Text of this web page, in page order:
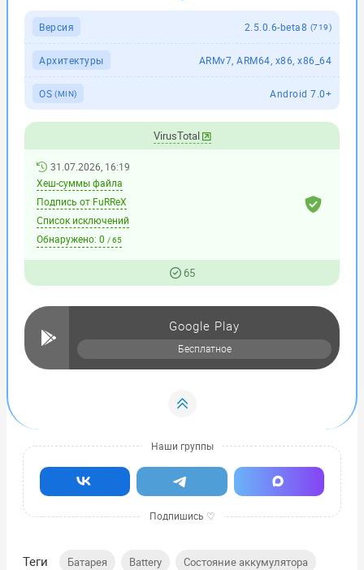
Версия 2.5.0.6-beta8 (719)
Архитектуры ARMv7, ARM64, x86, x86_64
OS (MIN) Android 7.0+
VirusTotal
31.07.2026, 16:19
Хеш-суммы файла
Подпись от FuRReX
Список исключений
Обнаружено: 0 / 65
65
Google Play
Бесплатное
Теги Батарея Battery Состояние аккумулятора